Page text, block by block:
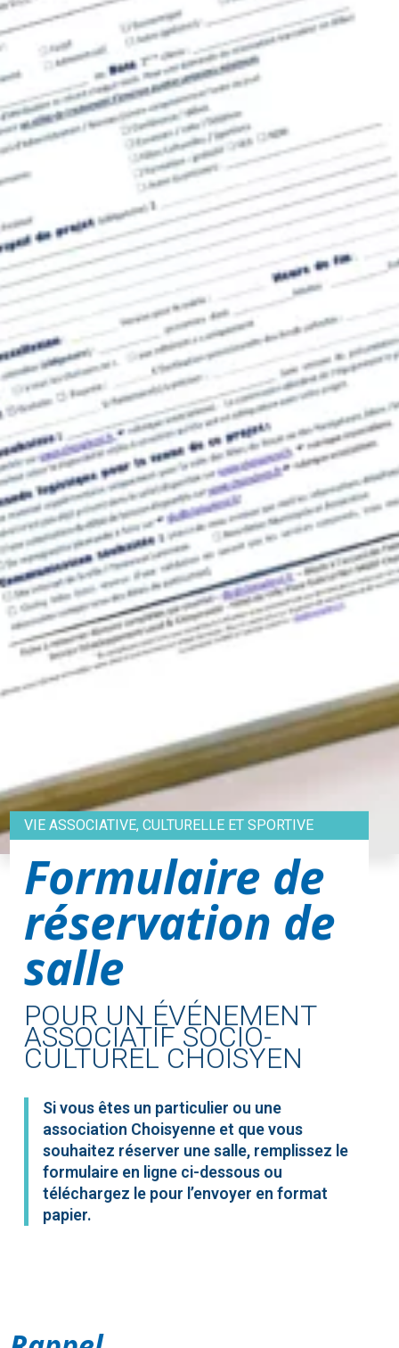
VIE ASSOCIATIVE, CULTURELLE ET SPORTIVE
Formulaire de
réservation de
salle
POUR UN ÉVÉNEMENT
ASSOCIATIF SOCIO-
CULTUREL CHOISYEN
Si vous êtes un particulier ou une
association Choisyenne et que vous
souhaitez réserver une salle, remplissez le
formulaire en ligne ci-dessous ou
téléchargez le pour l’envoyer en format
papier.